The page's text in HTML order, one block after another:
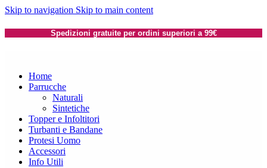
Skip to navigation Skip to main content
Spedizioni gratuite per ordini superiori a 99€
Home
Parrucche
Naturali
Sintetiche
Topper e Infoltitori
Turbanti e Bandane
Protesi Uomo
Accessori
Info Utili